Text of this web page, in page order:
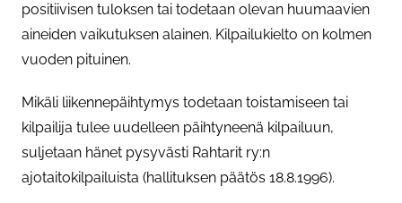
positiivisen tuloksen tai todetaan olevan huumaavien
aineiden vaikutuksen alainen. Kilpailukielto on kolmen
vuoden pituinen.
Mikäli liikennepäihtymys todetaan toistamiseen tai
kilpailija tulee uudelleen päihtyneenä kilpailuun,
suljetaan hänet pysyvästi Rahtarit ry:n
ajotaitokilpailuista (hallituksen päätös 18.8.1996).